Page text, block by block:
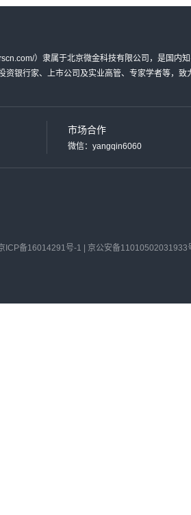
）隶属于北京微金科技有限公司，是国内
资银行家、上市公司及实业高管、专家学者等，
市场合作
微信：yangqin6060
ICP备16014291号-1 | 京公安备11010502031933